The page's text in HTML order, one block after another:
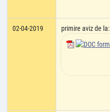
02-04-2019
primire aviz de la: